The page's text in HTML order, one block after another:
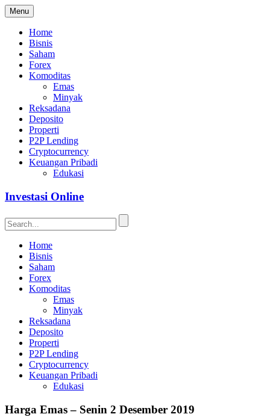
Menu
Home
Bisnis
Saham
Forex
Komoditas
Emas
Minyak
Reksadana
Deposito
Properti
P2P Lending
Cryptocurrency
Keuangan Pribadi
Edukasi
Investasi Online
Home
Bisnis
Saham
Forex
Komoditas
Emas
Minyak
Reksadana
Deposito
Properti
P2P Lending
Cryptocurrency
Keuangan Pribadi
Edukasi
Harga Emas – Senin 2 Desember 2019